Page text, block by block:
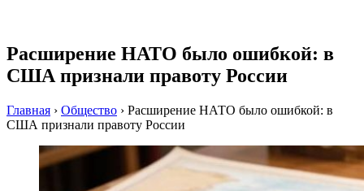
Расширение НАТО было ошибкой: в
США признали правоту России
Главная › Общество › Расширение НАТО было ошибкой: в
США признали правоту России